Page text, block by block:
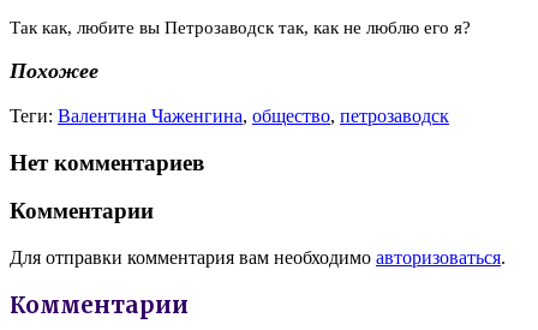
Так как, любите вы Петрозаводск так, как не люблю его я?
Похожее
Теги: Валентина Чаженгина, общество, петрозаводск
Нет комментариев
Комментарии
Для отправки комментария вам необходимо авторизоваться.
Комментарии